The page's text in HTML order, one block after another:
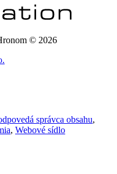
© 2026
správca obsahu,
, Webové sídlo